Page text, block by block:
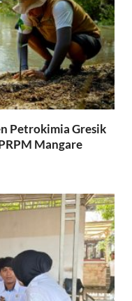
Petrokimia Gresik
Mangare